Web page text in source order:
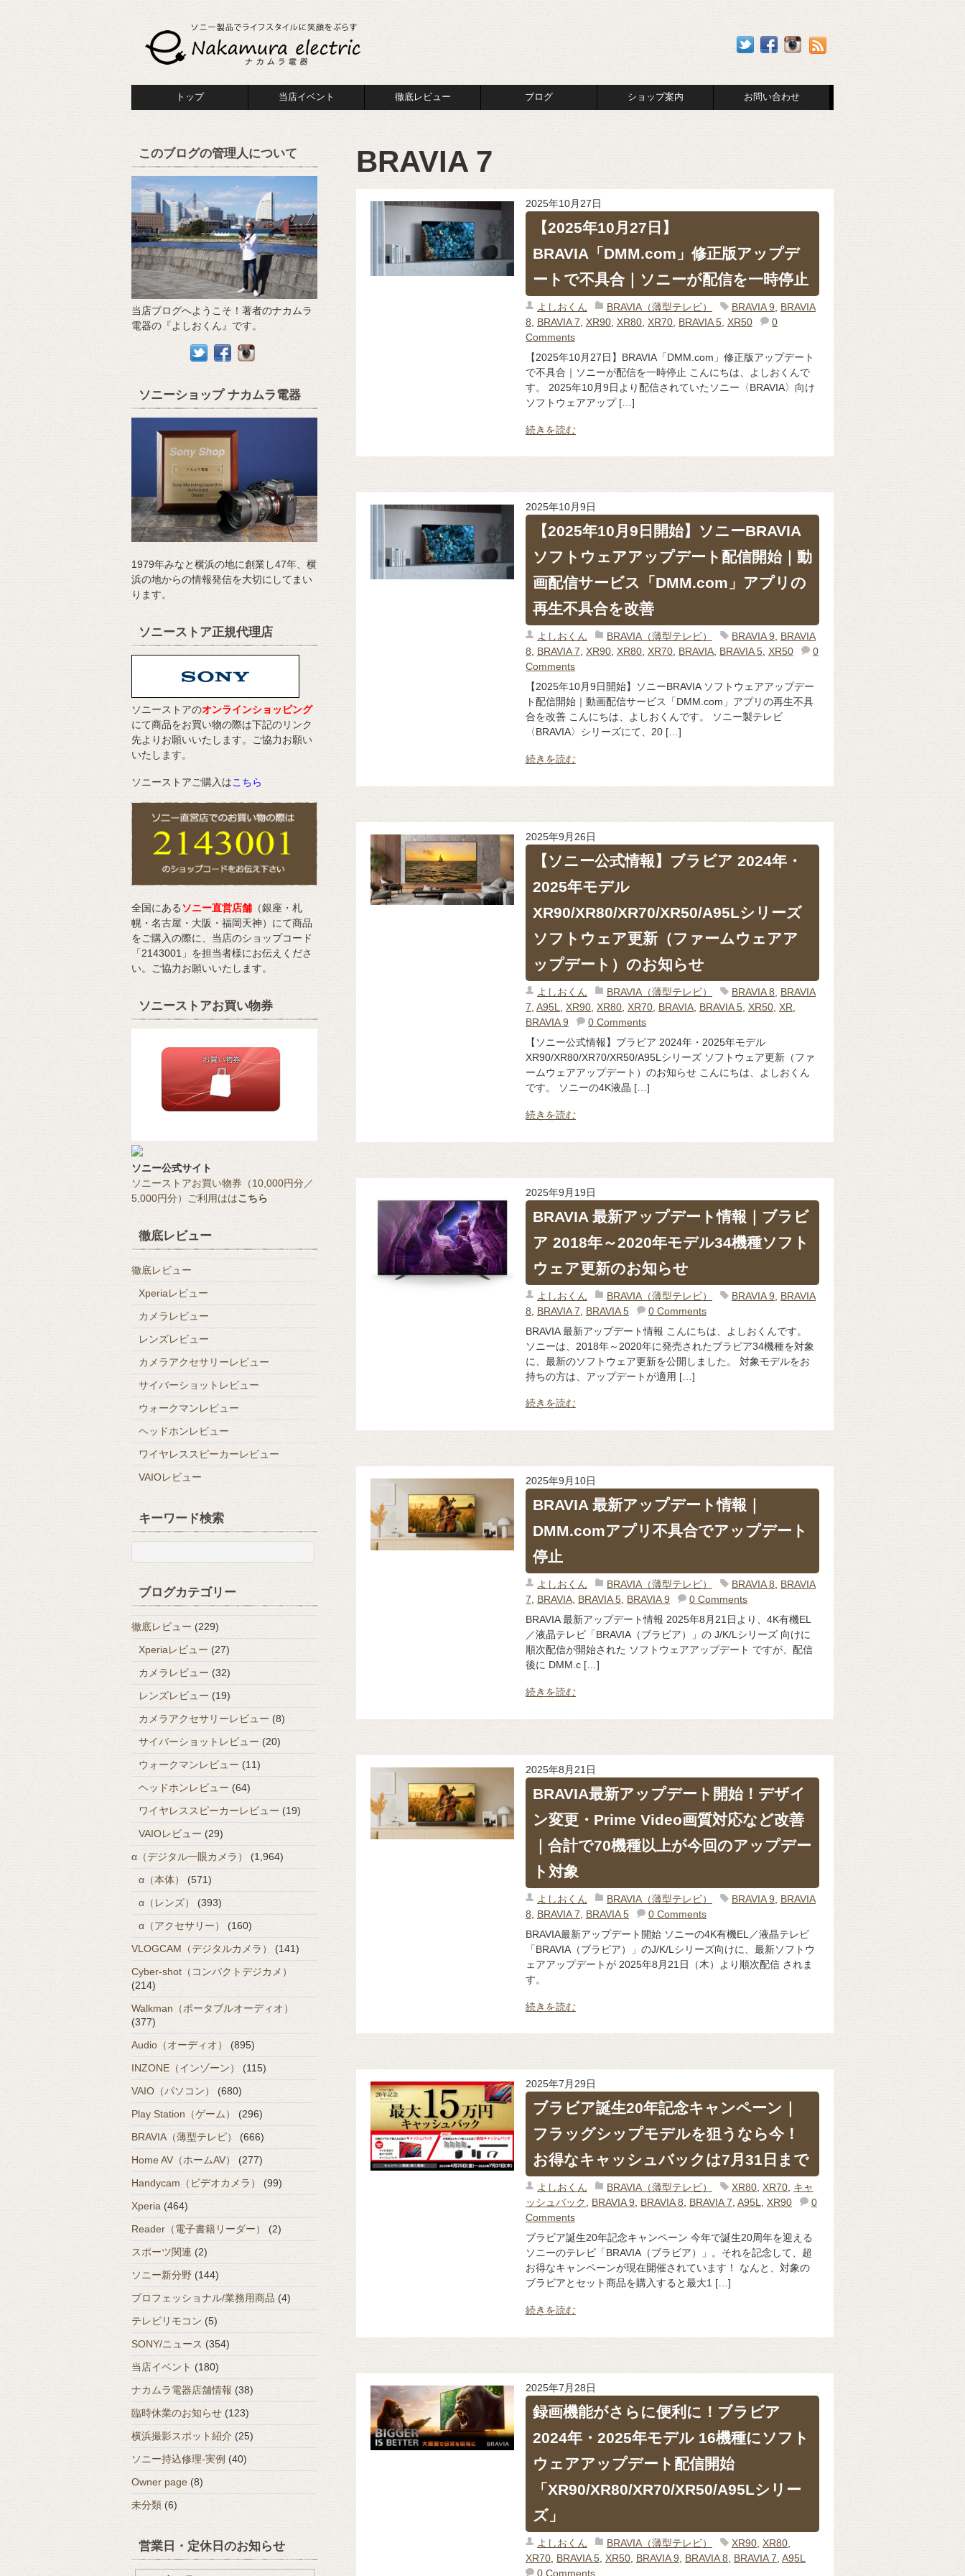
トップ 当店イベント 徹底レビュー ブログ ショップ案内 お問い合わせ
BRAVIA 7
2025年10月27日
【2025年10月27日】
BRAVIA「DMM.com」修正版アップデ
ートで不具合｜ソニーが配信を一時停止
よしおくん BRAVIA（薄型テレビ） BRAVIA 9
BRAVIA
8
BRAVIA 7 XR90, XR80, XR70, BRAVIA 5, XR50
0
Comments
【2025年10月27日】BRAVIA「DMM.com」修正版アップデート
で不具合｜ソニーが配信を一時停止 こんにちは、よしおくんで
す。 2025年10月9日より配信されていたソニー〈BRAVIA〉向け
ソフトウェアアップ […]
続きを読む
2025年10月9日
【2025年10月9日開始】ソニーBRAVIA
ソフトウェアアップデート配信開始｜動
画配信サービス「DMM.com」アプリの
再生不具合を改善
よしおくん BRAVIA（薄型テレビ） BRAVIA 9, BRAVIA
8, BRAVIA 7, XR90, XR80, XR70, BRAVIA, BRAVIA 5, XR50
0
Comments
【2025年10月9日開始】ソニーBRAVIA ソフトウェアアップデー
ト配信開始｜動画配信サービス「DMM.com」アプリの再生不具
合を改善 こんにちは、よしおくんです。 ソニー製テレビ
〈BRAVIA〉シリーズにて、20 […]
続きを読む
2025年9月26日
【ソニー公式情報】ブラビア 2024年・
2025年モデル
XR90/XR80/XR70/XR50/A95Lシリーズ
ソフトウェア更新（ファームウェアア
ップデート）のお知らせ
よしおくん BRAVIA（薄型テレビ） BRAVIA 8
BRAVIA
7 A95L XR90, XR80, XR70, BRAVIA, BRAVIA 5, XR50, XR
BRAVIA 9
0 Comments
【ソニー公式情報】ブラビア 2024年・2025年モデル
XR90/XR80/XR70/XR50/A95Lシリーズ ソフトウェア更新（ファ
ームウェアアップデート）のお知らせ こんにちは、よしおくん
です。 ソニーの4K液晶 […]
続きを読む
2025年9月19日
BRAVIA 最新アップデート情報｜ブラビ
ア 2018年～2020年モデル34機種ソフト
ウェア更新のお知らせ
よしおくん BRAVIA（薄型テレビ） BRAVIA 9
BRAVIA
8
BRAVIA 7 BRAVIA 5
0 Comments
BRAVIA 最新アップデート情報 こんにちは、よしおくんです。
ソニーは、2018年～2020年に発売されたブラビア34機種を対象
に、最新のソフトウェア更新を公開しました。 対象モデルをお
持ちの方は、アップデートが適用 […]
続きを読む
2025年9月10日
BRAVIA 最新アップデート情報｜
DMM.comアプリ不具合でアップデート
停止
よしおくん BRAVIA（薄型テレビ） BRAVIA 8, BRAVIA
7, BRAVIA, BRAVIA 5, BRAVIA 9
0 Comments
BRAVIA 最新アップデート情報 2025年8月21日より、4K有機EL
／液晶テレビ「BRAVIA（ブラビア）」の J/K/Lシリーズ 向けに
順次配信が開始された ソフトウェアアップデート ですが、配信
後に DMM.c […]
続きを読む
2025年8月21日
BRAVIA最新アップデート開始！デザイ
ン変更・Prime Video画質対応など改善
｜合計で70機種以上が今回のアップデー
ト対象
よしおくん BRAVIA（薄型テレビ） BRAVIA 9
BRAVIA
8
BRAVIA 7 BRAVIA 5
0 Comments
BRAVIA最新アップデート開始 ソニーの4K有機EL／液晶テレビ
「BRAVIA（ブラビア）」のJ/K/Lシリーズ向けに、最新ソフトウ
ェアアップデートが 2025年8月21日（木）より順次配信 されま
す。
続きを読む
2025年7月29日
ブラビア誕生20年記念キャンペーン｜
フラッグシップモデルを狙うなら今！
お得なキャッシュバックは7月31日まで
よしおくん BRAVIA（薄型テレビ） XR80, XR70, キャ
ッシュバック, BRAVIA 9, BRAVIA 8, BRAVIA 7, A95L, XR90
0
Comments
ブラビア誕生20年記念キャンペーン 今年で誕生20周年を迎える
ソニーのテレビ「BRAVIA（ブラビア）」。それを記念して、超
お得なキャンペーンが現在開催されています！ なんと、対象の
ブラビアとセット商品を購入すると最大1 […]
続きを読む
2025年7月28日
録画機能がさらに便利に！ブラビア
2024年・2025年モデル 16機種にソフト
ウェアアップデート配信開始
「XR90/XR80/XR70/XR50/A95Lシリー
ズ」
よしおくん BRAVIA（薄型テレビ） XR90, XR80,
XR70, BRAVIA 5, XR50, BRAVIA 9 BRAVIA 8 BRAVIA 7 A95L
0 Comments
このブログの管理人について
当店ブログへようこそ！著者のナカムラ
電器の『よしおくん』です。
ソニーショップ ナカムラ電器
1979年みなと横浜の地に創業し47年、横
浜の地からの情報発信を大切にしてまい
ります。
ソニーストア正規代理店
ソニーストアのオンラインショッピング
にて商品をお買い物の際は下記のリンク
先よりお願いいたします。ご協力お願い
いたします。
ソニーストアご購入はこちら
全国にあるソニー直営店舗 （銀座・札
幌・名古屋・大阪・福岡天神）にて商品
をご購入の際に、当店のショップコード
「2143001」を担当者様にお伝えくださ
い。ご協力お願いいたします。
ソニーストアお買い物券
ソニー公式サイト
ソニーストアお買い物券（10,000円分／
5,000円分）ご利用ははこちら
徹底レビュー
徹底レビュー
Xperiaレビュー
カメラレビュー
レンズレビュー
カメラアクセサリーレビュー
サイバーショットレビュー
ウォークマンレビュー
ヘッドホンレビュー
ワイヤレススピーカーレビュー
VAIOレビュー
キーワード検索
ブログカテゴリー
徹底レビュー (229)
Xperiaレビュー(27)
カメラレビュー (32)
レンズレビュー (19)
カメラアクセサリーレビュー (8)
サイバーショットレビュー (20)
ウォークマンレビュー (11)
ヘッドホンレビュー (64)
ワイヤレススピーカーレビュー (19)
VAIOレビュー (29)
α（デジタル一眼カメラ）
(1,964)
α（本体）
(571)
α（レンズ）
(393)
α（アクセサリー）
(160)
VLOGCAM（デジタルカメラ）
(141)
Cyber-shot（コンパクトデジカメ）
(214)
Walkman（ポータブルオーディオ）
(377)
Audio（オーディオ）
(895)
INZONE（インゾーン）
(115)
VAIO（パソコン）
(680)
Play Station（ゲーム）
(296)
BRAVIA（薄型テレビ）
(666)
Home AV（ホームAV）
(277)
Handycam（ビデオカメラ）
(99)
Xperia (464)
Reader（電子書籍リーダー）
(2)
スポーツ関連 (2)
ソニー新分野 (144)
プロフェッショナル/業務用商品 (4)
テレビリモコン (5)
SONY/ニュース (354)
当店イベント (180)
ナカムラ電器店舗情報 (38)
臨時休業のお知らせ (123)
横浜撮影スポット紹介 (25)
ソニー持込修理-実例 (40)
Owner page (8)
未分類 (6)
営業日・定休日のお知らせ